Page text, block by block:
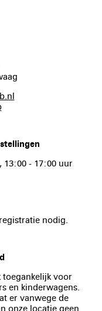
13:00 - 17:00 uur
nodig.
toegankelijk voor
en kinderwagens.
er vanwege de
onze locatie geen